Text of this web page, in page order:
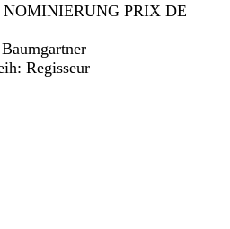
PRIX DE
Regisseur